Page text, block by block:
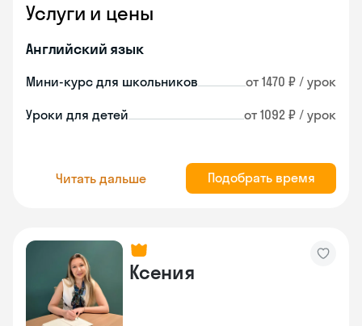
Услуги и цены
Английский язык
Мини-курс для школьников от 1470 ₽ / урок
Уроки для детей от 1092 ₽ / урок
Читать дальше Подобрать время
Ксения